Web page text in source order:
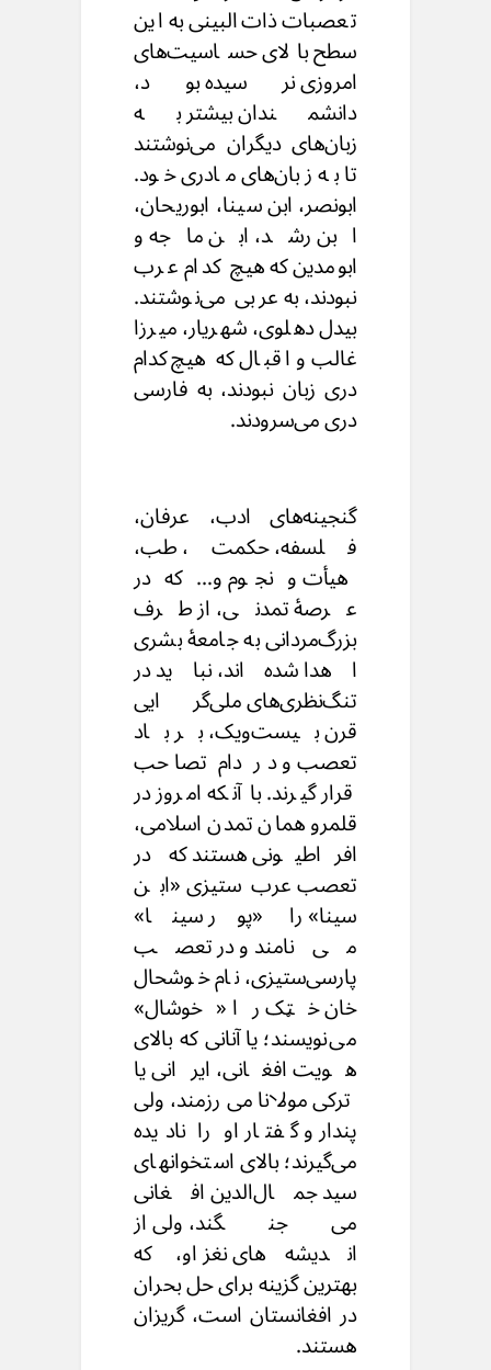
تعصبات ذات‌البینی به این
سطح بالای حساسیت‌های
امروزی نرسیده بود،
دانشمندان بیشتر به
زبان‌های دیگران می‌‌نوشتند
تا به زبان‌های مادری خود.
ابونصر، ابن سینا، ابوریحان،
ابن رشد، ابن ماجه و
ابومدین که هیچ کدام عرب
نبودند، به عربی می‌‌نوشتند.
بیدل دهلوی، شهریار، میرزا
غالب و اقبال که هیچ‌کدام
دری زبان نبودند، به فارسی
دری می‌‌سرودند.
گنجینه‌های ادب، عرفان،
فلسفه، حکمت، طب،
هیأت و نجوم و… که در
عرصهٔ تمدنی، از طرف
بزرگ‌مردانی به جامعهٔ بشری
اهدا شده‌اند، نباید در
تنگ‌نظری‌های ملی‌گرایی
قرن بیست‌ویک، بر باد
تعصب و در دام تصاحب
قرار گیرند. با آنکه امروز در
قلمرو همان تمدن اسلامی،
افراطیونی هستند که در
تعصب عرب‌ستیزی «ابن
سینا» را «پور سینا»
می‌‌نامند و در تعصب
پارسی‌ستیزی، نام خوشحال
خان خټک را «خوشال»
می‌‌نویسند؛ یا آنانی که بالای
هویت افغانی، ایرانی یا
ترکی مولانا می‌‌رزمند، ولی
پندار و گفتار او را نادیده
می‌‌گیرند؛ بالای استخوانهای
سید جمال‌الدین افغانی
می‌‌جنگند، ولی از
اندیشه‌های نغز او، که
بهترین گزینه برای حل بحران
در افغانستان است، گریزان
هستند.